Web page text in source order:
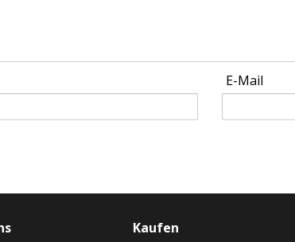
E-Mail
Kaufen